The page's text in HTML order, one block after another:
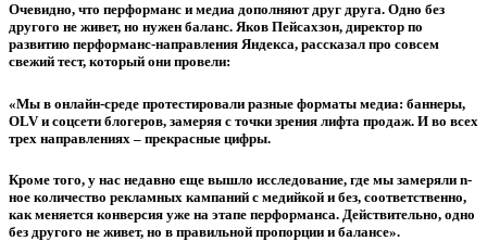
Очевидно, что перформанс и медиа дополняют друг друга. Одно без
другого не живет, но нужен баланс. Яков Пейсахзон, директор по
развитию перформанс-направления Яндекса, рассказал про совсем
свежий тест, который они провели:
«Мы в онлайн-среде протестировали разные форматы медиа: баннеры,
OLV и соцсети блогеров, замеряя с точки зрения лифта продаж. И во всех
трех направлениях – прекрасные цифры.
Кроме того, у нас недавно еще вышло исследование, где мы замеряли n-
ное количество рекламных кампаний с медийкой и без, соответственно,
как меняется конверсия уже на этапе перформанса. Действительно, одно
без другого не живет, но в правильной пропорции и балансе».